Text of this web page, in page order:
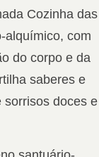
Cozinha das
alquímico, com
do corpo e da
saberes e
sorrisos doces e